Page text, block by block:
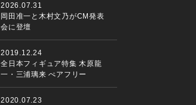
2026.07.31
岡田准一と木村文乃がCM発表
会に登壇
2019.12.24
全日本フィギュア特集 木原龍
一・三浦璃来 ぺアフリー
2020.07.23